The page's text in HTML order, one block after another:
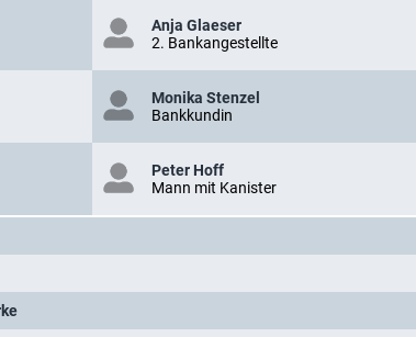
Anja Glaeser
2. Bankangestellte
Monika Stenzel
Bankkundin
Peter Hoff
Mann mit Kanister